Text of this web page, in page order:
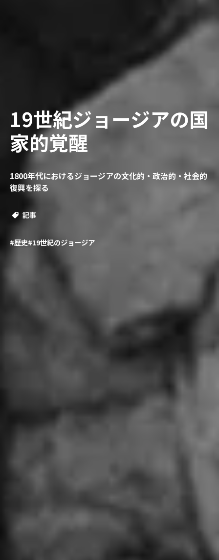
19世紀ジョージアの国
家的覚醒
1800年代におけるジョージアの文化的・政治的・社会的
復興を探る
記事
#歴史#19世紀のジョージア